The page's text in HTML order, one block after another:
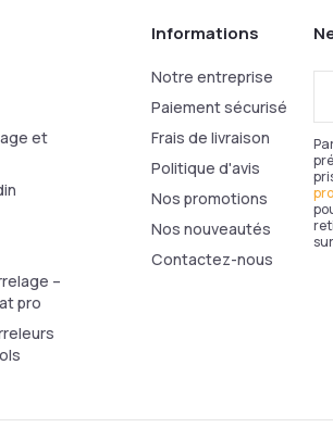
e-
et
–
pro
Informations
Notre entreprise
Paiement sécurisé
Frais de livraison
Politique d'avis
Nos promotions
Nos nouveautés
Contactez-nous